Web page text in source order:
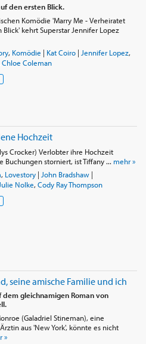
den ersten Blick.
Komödie 'Marry Me - Verheiratet
Blick' kehrt Superstar Jennifer Lopez
, Komödie | Kat Coiro| Jennifer Lopez,
Chloe Coleman
Hochzeit
Crocker) Verlobter ihre Hochzeit
Buchungen storniert, ist Tiffany ... mehr »
, Lovestory| John Bradshaw|
Julie Nolke, Cody Ray Thompson
seine amische Familie und ich
dem gleichnamigen Roman von
(Galadriel Stineman), eine
aus 'New York', könnte es nicht
»